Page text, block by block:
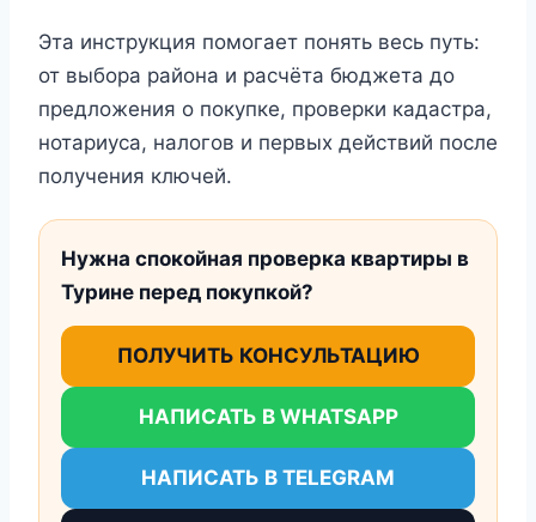
Эта инструкция помогает понять весь путь:
от выбора района и расчёта бюджета до
предложения о покупке, проверки кадастра,
нотариуса, налогов и первых действий после
получения ключей.
Нужна спокойная проверка квартиры в
Турине перед покупкой?
ПОЛУЧИТЬ КОНСУЛЬТАЦИЮ
НАПИСАТЬ В WHATSAPP
НАПИСАТЬ В TELEGRAM